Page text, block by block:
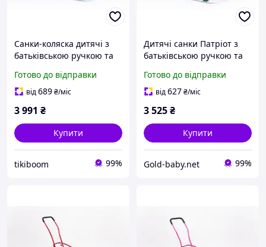
Санки-коляска дитячі з
батьківською ручкою та
складані, блакитні (Санки
9)
Готово до відправки
від689₴/міс
3 991 ₴
Купити
tikiboom 99%
Дитячі санки Патріот з
батьківською ручкою та
колісних шасі блакитні
Готово до відправки
від627₴/міс
3 525₴
Купити
Gold-baby.net 99%